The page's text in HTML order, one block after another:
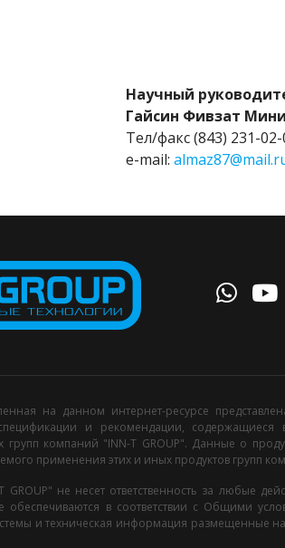
Научный
Гайсин Фивзат
Тел/факс (843) 231-02-
e-mail:
на данном интернет-ресурсе
и рекомендации,
групп компаний "INN-T GROUP". Данные о
применения этих и иных продуктов групп
GROUP" не несет ответственность за любые
обеспечиваются в соответствии с Общими
и техническая информация размещенные на